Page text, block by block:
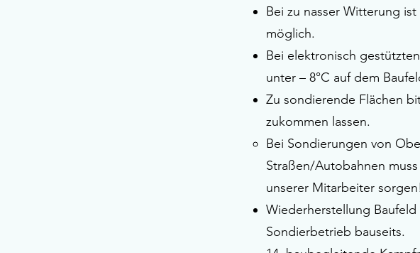
Bei zu nasser Witterung
möglich.
Bei elektronisch
unter – 8°C auf dem
Zu sondierende Flächen
zukommen lassen.
Bei Sondierungen von
Straßen/Autobahnen
unserer Mitarbeiter sorgen!
Wiederherstellung
Sondierbetrieb bauseits.